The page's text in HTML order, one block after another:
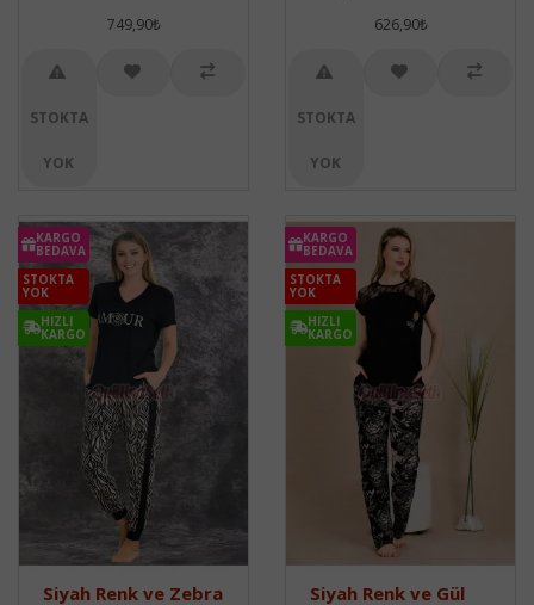
749,90₺
STOKTA
YOK
626,90₺
STOKTA
YOK
KARGO
BEDAVA
STOKTA
YOK
HIZLI
KARGO
Siyah Renk ve Zebra
KARGO
BEDAVA
STOKTA
YOK
HIZLI
KARGO
Siyah Renk ve Gül